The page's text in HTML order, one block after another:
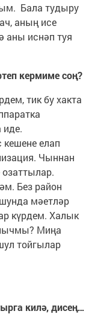
Бала тудыру
аның исе
аны иснәп туя
кермиме соң?
тик бу хакта
иде.
кешене елап
Чыннан
Без район
мәетләр
күрдем. Халык
Миңа
тойгылар
килә, дисең…